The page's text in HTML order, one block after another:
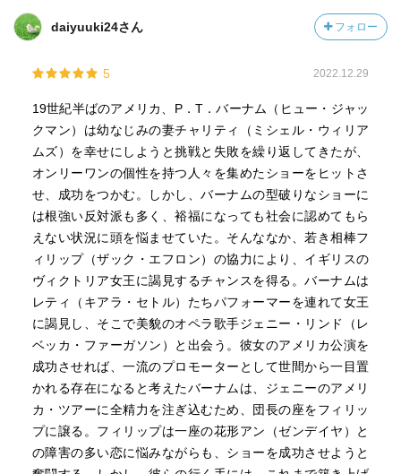
daiyuuki24さん フォロー
5 2022.12.29
19世紀半ばのアメリカ、P．T．バーナム（ヒュー・ジャッ
クマン）は幼なじみの妻チャリティ（ミシェル・ウィリア
ムズ）を幸せにしようと挑戦と失敗を繰り返してきたが、
オンリーワンの個性を持つ人々を集めたショーをヒットさ
せ、成功をつかむ。しかし、バーナムの型破りなショーに
は根強い反対派も多く、裕福になっても社会に認めてもら
えない状況に頭を悩ませていた。そんななか、若き相棒フ
ィリップ（ザック・エフロン）の協力により、イギリスの
ヴィクトリア女王に謁見するチャンスを得る。バーナムは
レティ（キアラ・セトル）たちパフォーマーを連れて女王
に謁見し、そこで美貌のオペラ歌手ジェニー・リンド（レ
ベッカ・ファーガソン）と出会う。彼女のアメリカ公演を
成功させれば、一流のプロモーターとして世間から一目置
かれる存在になると考えたバーナムは、ジェニーのアメリ
カ・ツアーに全精力を注ぎ込むため、団長の座をフィリッ
プに譲る。フィリップは一座の花形アン（ゼンデイヤ）と
の障害の多い恋に悩みながらも、ショーを成功させようと